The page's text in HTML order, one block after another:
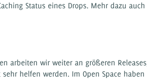
Status eines Drops. Mehr dazu
arbeiten wir weiter an größeren
sehr helfen werden. Im Open Space